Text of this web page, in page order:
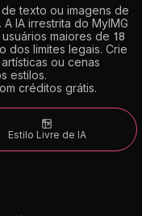
texto ou imagens de
IA irrestrita do MyIMG
maiores de 18
dos limites legais. Crie
ou cenas
estilos.
créditos grátis.
Estilo Livre de IA